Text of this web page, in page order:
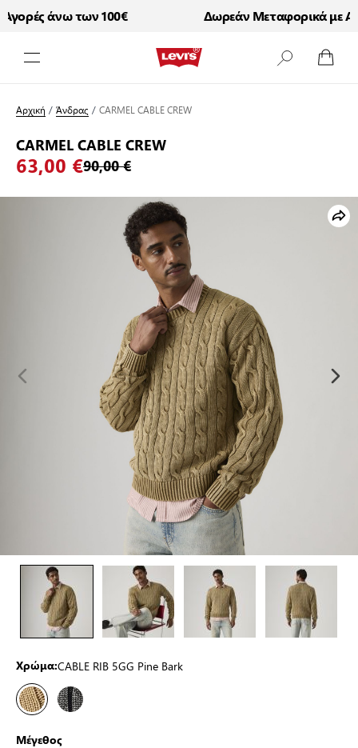
άνω των 100€ Δωρεάν Μεταφορικά με
Αρχική /Άνδρας /CARMEL CABLE CREW
CARMEL CABLE CREW
63,00 €90,00 €
Χρώμα:CABLE RIB 5GG Pine Bark
Μέγεθος